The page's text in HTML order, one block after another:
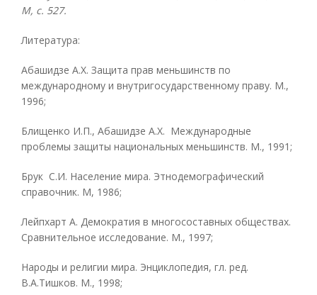
М, с. 527.
Литература:
Абашидзе А.X. Защита прав меньшинств по
международному и внутригосударственному праву. М.,
1996;
Блищенко И.П., Абашидзе А.X. Международные
проблемы защиты национальных меньшинств. М., 1991;
Брук С.И. Население мира. Этнодемографический
справочник. М, 1986;
Лейпхарт А. Демократия в многосоставных обществах.
Сравнительное исследование. М., 1997;
Народы и религии мира. Энциклопедия, гл. ред.
В.А.Тишков. М., 1998;